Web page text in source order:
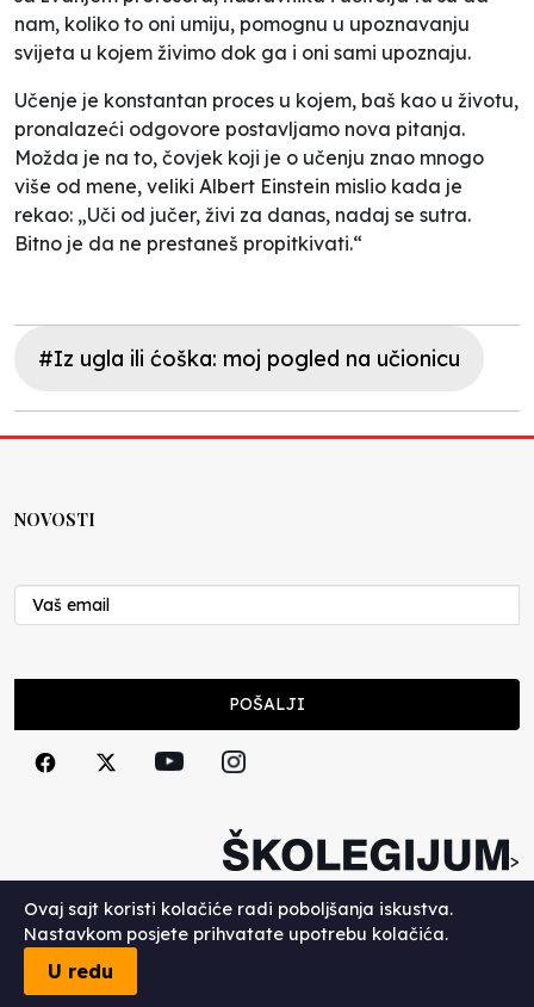
nam, koliko to oni umiju, pomognu u upoznavanju
svijeta u kojem živimo dok ga i oni sami upoznaju.
Učenje je konstantan proces u kojem, baš kao u životu,
pronalazeći odgovore postavljamo nova pitanja.
Možda je na to, čovjek koji je o učenju znao mnogo
više od mene, veliki Albert Einstein mislio kada je
rekao: „Uči od jučer, živi za danas, nadaj se sutra.
Bitno je da ne prestaneš propitkivati.“
#Iz ugla ili ćoška: moj pogled na učionicu
NOVOSTI
POŠALJI
>
Copyright (c) 2026. Školegijum.
Ovaj sajt koristi kolačiće radi poboljšanja iskustva.
Nastavkom posjete prihvatate upotrebu kolačića.
U redu